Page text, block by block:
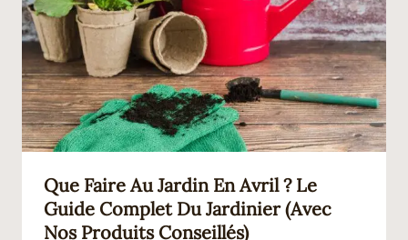
Que Faire Au Jardin En Avril ? Le
Guide Complet Du Jardinier (avec
Nos Produits Conseillés)